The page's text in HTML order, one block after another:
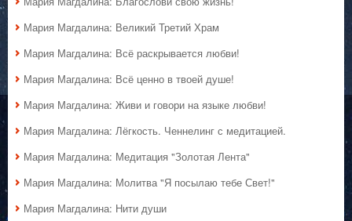
Мария Магдалина: Великий Третий Храм
Мария Магдалина: Всё раскрывается любви!
Мария Магдалина: Всё ценно в твоей душе!
Мария Магдалина: Живи и говори на языке любви!
Мария Магдалина: Лёгкость. Ченнелинг с медитацией.
Мария Магдалина: Медитация "Золотая Лента"
Мария Магдалина: Молитва "Я посылаю тебе Свет!"
Мария Магдалина: Нити души